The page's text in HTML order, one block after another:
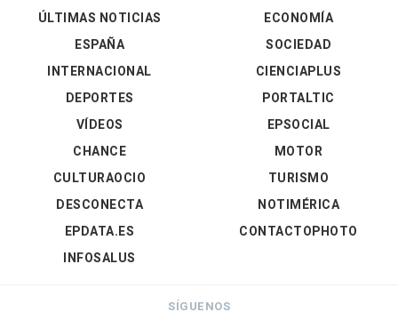
ÚLTIMAS NOTICIAS
ESPAÑA
INTERNACIONAL
DEPORTES
VÍDEOS
ECONOMÍA
SOCIEDAD
CIENCIAPLUS
PORTALTIC
EPSOCIAL
CHANCE
CULTURAOCIO
DESCONECTA
EPDATA.ES
INFOSALUS
MOTOR
TURISMO
NOTIMÉRICA
CONTACTOPHOTO
SÍGUENOS